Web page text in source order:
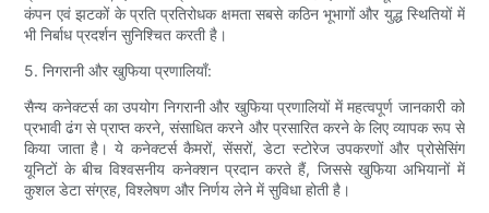
कंपन एवं झटकों के प्रति प्रतिरोधक क्षमता सबसे कठिन भूभागों और युद्ध स्थितियों में
भी निर्बाध प्रदर्शन सुनिश्चित करती है।
5. निगरानी और खुफिया प्रणालियाँ:
सैन्य कनेक्टर्स का उपयोग निगरानी और खुफिया प्रणालियों में महत्वपूर्ण जानकारी को
प्रभावी ढंग से प्राप्त करने, संसाधित करने और प्रसारित करने के लिए व्यापक रूप से
किया जाता है। ये कनेक्टर्स कैमरों, सेंसरों, डेटा स्टोरेज उपकरणों और प्रोसेसिंग
यूनिटों के बीच विश्वसनीय कनेक्शन प्रदान करते हैं, जिससे खुफिया अभियानों में
कुशल डेटा संग्रह, विश्लेषण और निर्णय लेने में सुविधा होती है।